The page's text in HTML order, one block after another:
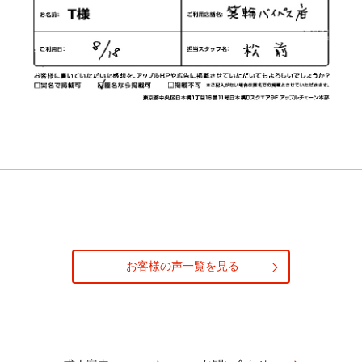
お客様の声一覧を見る